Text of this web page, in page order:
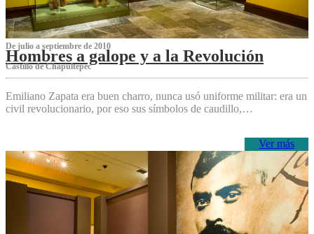
De julio a septiembre de 2010
Hombres a galope y a la Revolución
Castillo de Chapultepec
Emiliano Zapata era buen charro, nunca usó uniforme militar: era un
civil revolucionario, por eso sus símbolos de caudillo,…
Ver más